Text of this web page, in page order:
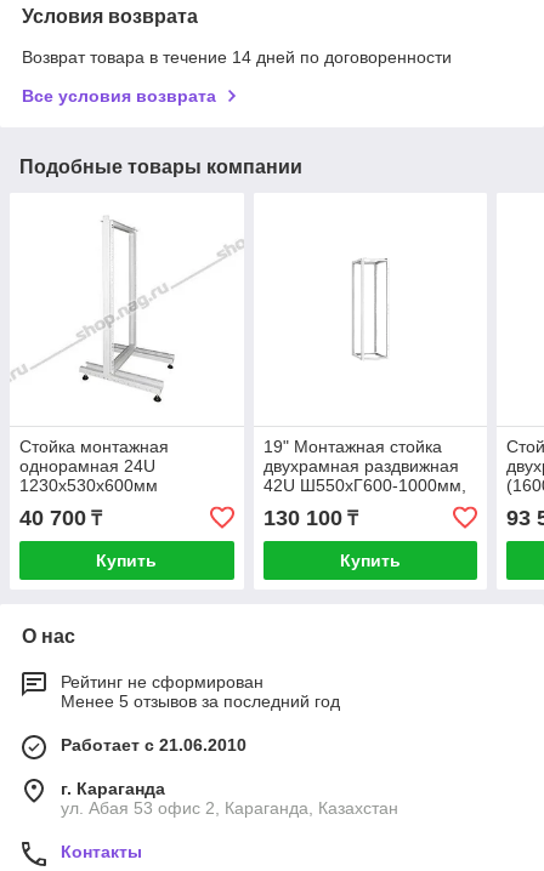
Условия возврата
Возврат товара в течение 14 дней по договоренности
Все условия возврата
Подобные товары компании
Стойка монтажная
однорамная 24U
1230x530x600мм
40 700 ₸
Купить
19" Монтажная стойка
двухрамная раздвижная
42U Ш550хГ600-1000мм,
130 100₸
Купить
93
О нас
Рейтинг не сформирован
Менее 5 отзывов за последний год
Работает с 21.06.2010
г. Караганда
ул. Абая 53 офис 2, Караганда, Казахстан
Контакты